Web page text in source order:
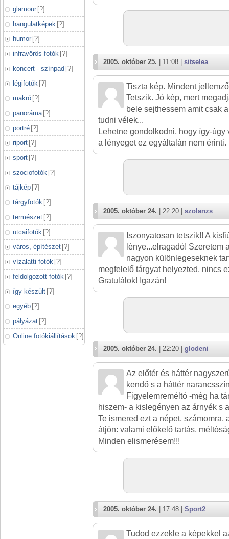
glamour [?]
hangulatképek [?]
humor [?]
infravörös fotók [?]
koncert - színpad [?]
légifotók [?]
makró [?]
panoráma [?]
portré [?]
riport [?]
sport [?]
szociofotók [?]
tájkép [?]
tárgyfotók [?]
természet [?]
utcaifotók [?]
város, építészet [?]
vízalatti fotók [?]
feldolgozott fotók [?]
így készült [?]
egyéb [?]
pályázat [?]
Online fotókiállítások [?]
2005. október 25. | 11:08 | sitselea
Tiszta kép. Mindent
Tetszik. Jó kép, mert
bele sejthessem amit csak
tudni vélek...
Lehetne gondolkodni, hogy így-
a lényeget ez egyáltalán nem érinti.
2005. október 24. | 22:20 | szolanzs
Iszonyatosan tetszik!! A
lénye...elragadó! Szeretem
nagyon különlegeseknek
megfelelő tárgyat helyezted, nincs
Gratulálok! Igazán!
2005. október 24. | 22:20 | glodeni
Az előtér és háttér
kendő s a háttér
Figyelemreméltó -még ha
hiszem- a kislegényen az árnyék s
Te ismered ezt a népet, számomra,
átjön: valami előkelő tartás,
Minden elismerésem!!!
2005. október 24. | 17:48 | Sport2
Tudod ezzekle a képekkel